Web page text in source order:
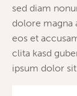
sed diam
dolore magna
eos et
clita kasd
ipsum dolor